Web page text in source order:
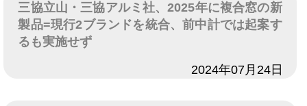
三協立山・三協アルミ社、2025年に複合窓の新
製品=現行2ブランドを統合、前中計では起案す
るも実施せず
2024年07月24日